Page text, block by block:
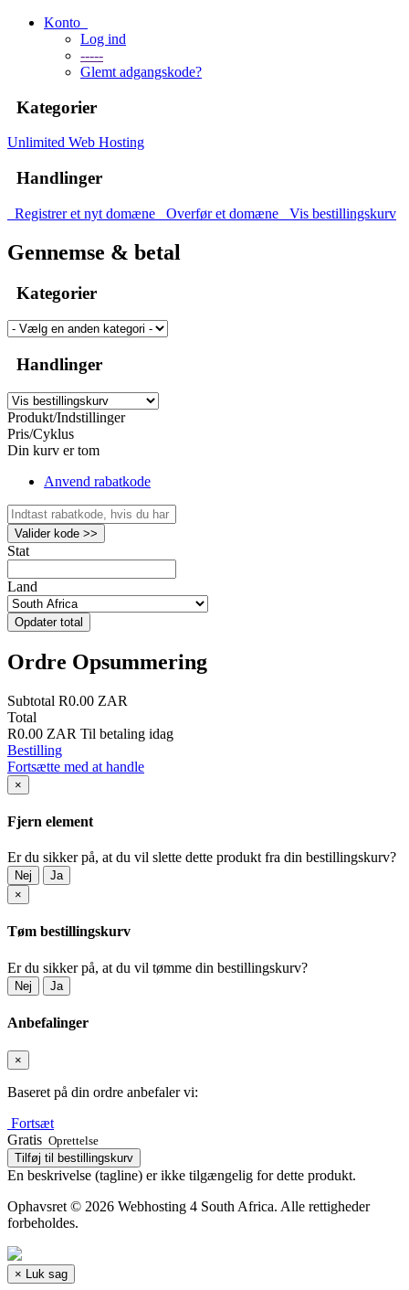
Konto
Log ind
-----
Glemt adgangskode?
Kategorier
Unlimited Web Hosting
Handlinger
Registrer et nyt domæne Overfør et domæne Vis bestillingskurv
Gennemse & betal
Kategorier
Handlinger
Produkt/Indstillinger
Pris/Cyklus
Din kurv er tom
Anvend rabatkode
Valider kode >>
Stat
Land
Opdater total
Ordre Opsummering
Subtotal R0.00 ZAR
Total
R0.00 ZAR Til betaling idag
Bestilling
Fortsætte med at handle
×
Fjern element
Er du sikker på, at du vil slette dette produkt fra din bestillingskurv?
Nej
Ja
×
Tøm bestillingskurv
Er du sikker på, at du vil tømme din bestillingskurv?
Nej Ja
Anbefalinger
×
Baseret på din ordre anbefaler vi:
Fortsæt
Gratis Oprettelse
Tilføj til bestillingskurv
En beskrivelse (tagline) er ikke tilgængelig for dette produkt.
Ophavsret © 2026 Webhosting 4 South Africa. Alle rettigheder
forbeholdes.
× Luk sag